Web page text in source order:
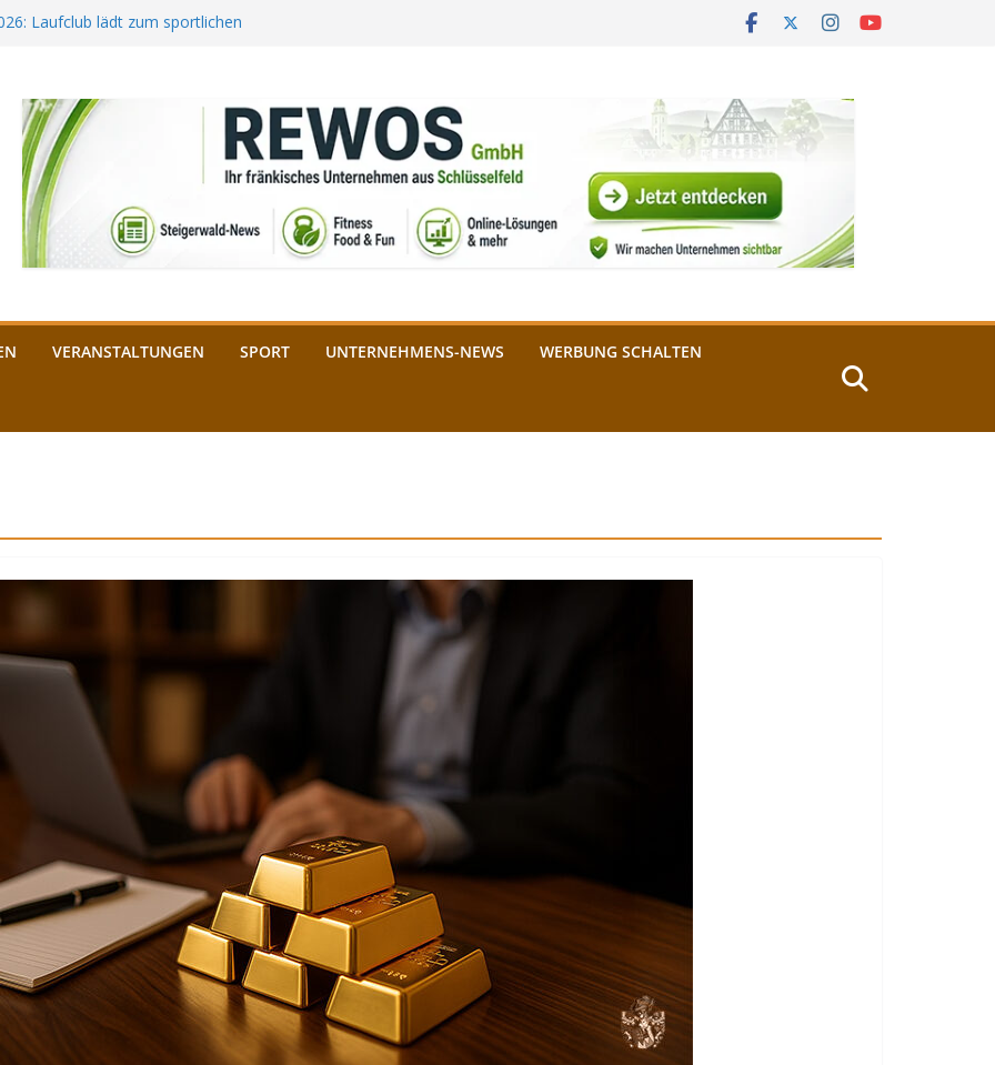
Laufclub lädt zum sportlichen
aus Bamberg unterstützt die
Das ist heuer geboten
Kreuzung ab 3.
VERANSTALTUNGEN SPORT UNTERNEHMENS-NEWS WERBUNG SCHALTEN